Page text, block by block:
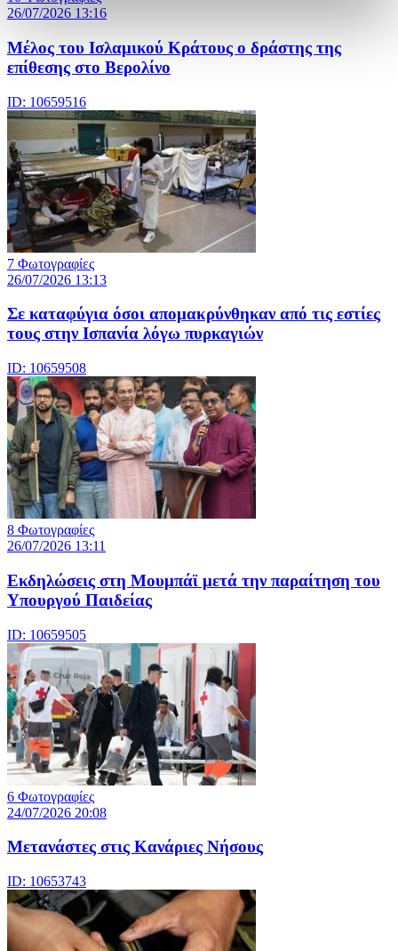
26/07/2026 13:16
Μέλος του Ισλαμικού Κράτους o δράστης της
επίθεσης στο Βερολίνο
ID: 10659516
7 Φωτογραφίες
26/07/2026 13:13
Σε καταφύγια όσοι απομακρύνθηκαν από τις εστίες
τους στην Ισπανία λόγω πυρκαγιών
ID: 10659508
8 Φωτογραφίες
26/07/2026 13:11
Eκδηλώσεις στη Μουμπάϊ μετά την παραίτηση του
Υπουργού Παιδείας
ID: 10659505
6 Φωτογραφίες
24/07/2026 20:08
Μετανάστες στις Κανάριες Νήσους
ID: 10653743